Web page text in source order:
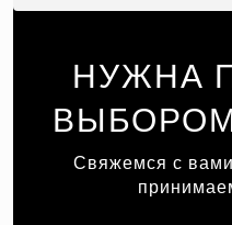
НУЖНА
Свяжемся с вами